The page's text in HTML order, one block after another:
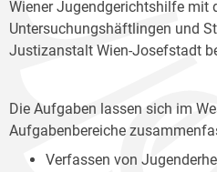
Wiener Jugendgerichtshilfe mit
Untersuchungshäftlingen und
Justizanstalt Wien-Josefstadt
Die Aufgaben lassen sich im
Aufgabenbereiche
Verfassen von